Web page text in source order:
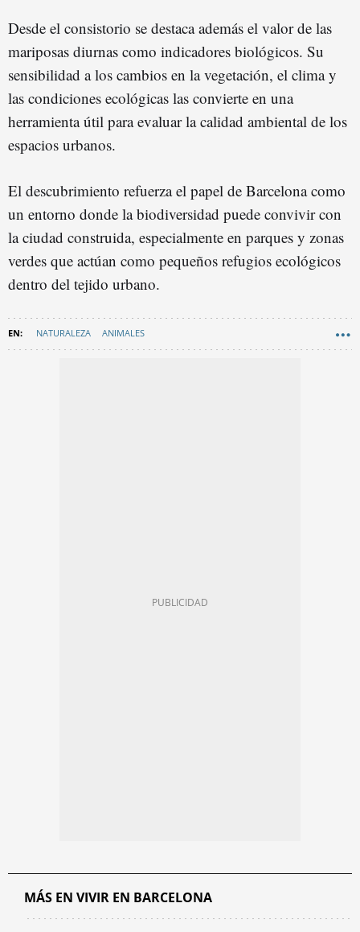
Desde el consistorio se destaca además el valor de las
mariposas diurnas como indicadores biológicos. Su
sensibilidad a los cambios en la vegetación, el clima y
las condiciones ecológicas las convierte en una
herramienta útil para evaluar la calidad ambiental de los
espacios urbanos.
El descubrimiento refuerza el papel de Barcelona como
un entorno donde la biodiversidad puede convivir con
la ciudad construida, especialmente en parques y zonas
verdes que actúan como pequeños refugios ecológicos
dentro del tejido urbano.
NATURALEZA ANIMALES
MÁS EN VIVIR EN BARCELONA